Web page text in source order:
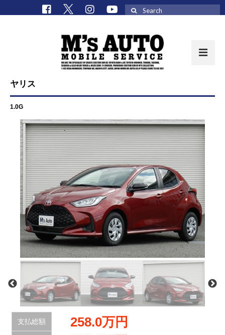
取扱車種一覧
在庫車 / パーツ
在庫車一覧
M’sCollectionパーツ一覧
エムズオート
M’sCollection
エムズオートとは
サービス・保証
買取のご案内
店舗情報
店舗情報
会社概要
ヤリス
1.0G
支払総額 258.0万円